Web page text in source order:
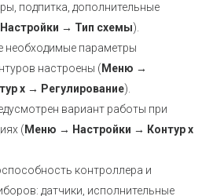
подпитка, дополнительные
→ Тип схемы).
необходимые параметры
настроены ( Меню →
х → Регулирование).
вариант работы при
( Меню → Настройки → Контур х
контроллера и
датчики, исполнительные